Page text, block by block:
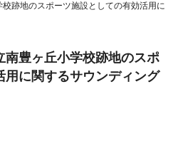
校跡地のスポーツ施設としての有効活用に
南豊ヶ丘小学校跡地のスポ
用に関するサウンディング